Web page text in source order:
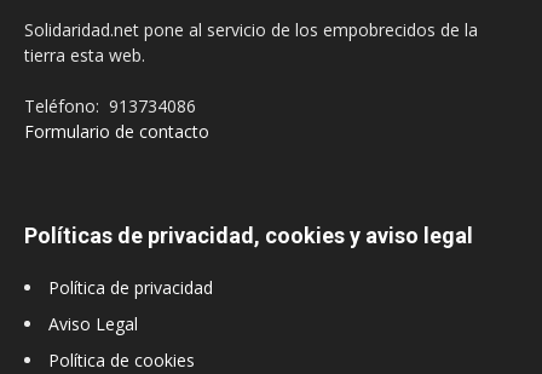
Solidaridad.net pone al servicio de los empobrecidos de la
tierra esta web.
Teléfono: 913734086
Formulario de contacto
Políticas de privacidad, cookies y aviso legal
Política de privacidad
Aviso Legal
Política de cookies